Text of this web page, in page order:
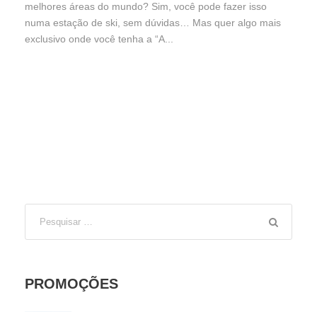
melhores áreas do mundo? Sim, você pode fazer isso
numa estação de ski, sem dúvidas… Mas quer algo mais
exclusivo onde você tenha a “A...
PROMOÇÕES